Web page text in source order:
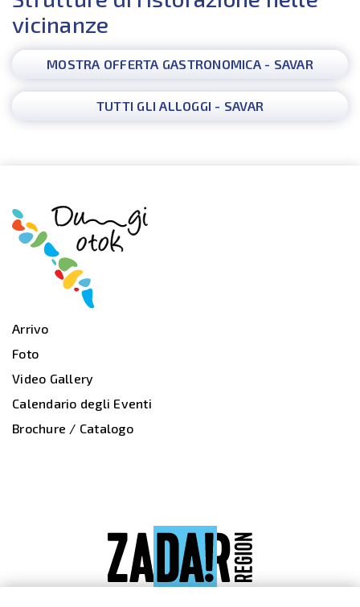
vicinanze
MOSTRA OFFERTA GASTRONOMICA - SAVAR
TUTTI GLI ALLOGGI - SAVAR
Arrivo
Foto
Video Gallery
Calendario degli Eventi
Brochure / Catalogo